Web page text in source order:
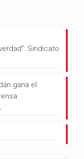
Sindicato
gana el